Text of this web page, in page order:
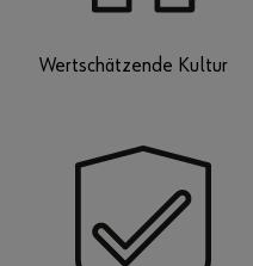
Wertschätzende Kultur